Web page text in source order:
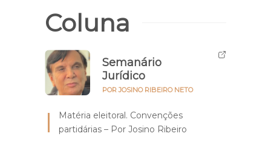
Coluna
Semanário
Jurídico
POR JOSINO RIBEIRO NETO
Matéria eleitoral. Convenções
partidárias – Por Josino Ribeiro